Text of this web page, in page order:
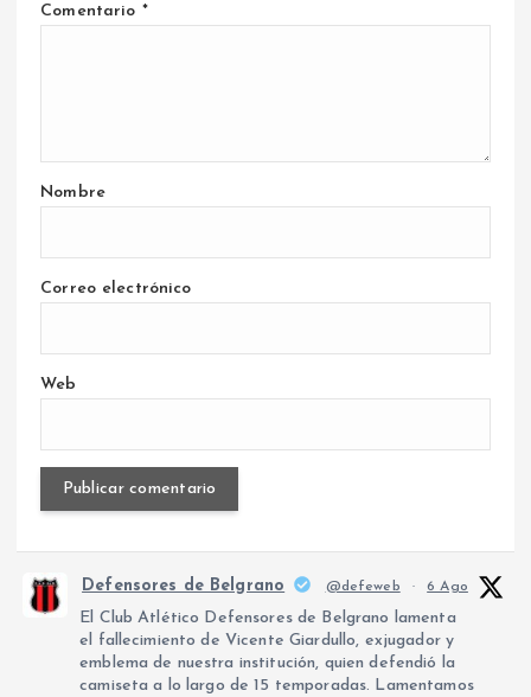
Comentario *
Nombre
Correo electrónico
Web
Defensores de Belgrano @defeweb · 6 Ago
El Club Atlético Defensores de Belgrano lamenta
el fallecimiento de Vicente Giardullo, exjugador y
emblema de nuestra institución, quien defendió la
camiseta a lo largo de 15 temporadas. Lamentamos